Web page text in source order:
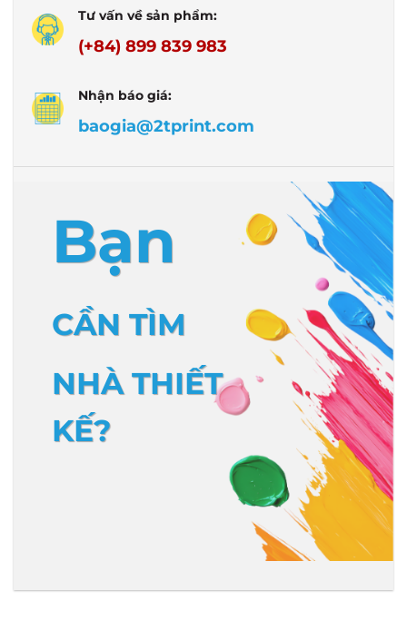
Tư vấn về sản phẩm:
(+84) 899 839 983
Nhận báo giá:
baogia@2tprint.com
Bạn
CẦN TÌM
NHÀ THIẾT
KẾ?